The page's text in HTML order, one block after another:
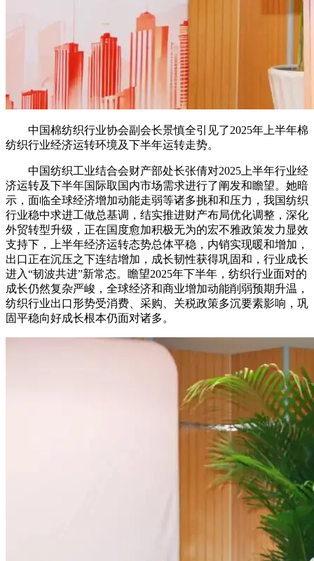
中国棉纺织行业协会副会长景慎全引见了2025年上半年棉
纺织行业经济运转环境及下半年运转走势。
中国纺织工业结合会财产部处长张倩对2025上半年行业经
济运转及下半年国际取国内市场需求进行了阐发和瞻望。她暗
示，面临全球经济增加动能走弱等诸多挑和和压力，我国纺织
行业稳中求进工做总基调，结实推进财产布局优化调整，深化
外贸转型升级，正在国度愈加积极无为的宏不雅政策发力显效
支持下，上半年经济运转态势总体平稳，内销实现暖和增加，
出口正在沉压之下连结增加，成长韧性获得巩固和，行业成长
进入“韧波共进”新常态。瞻望2025年下半年，纺织行业面对的
成长仍然复杂严峻，全球经济和商业增加动能削弱预期升温，
纺织行业出口形势受消费、采购、关税政策多沉要素影响，巩
固平稳向好成长根本仍面对诸多。